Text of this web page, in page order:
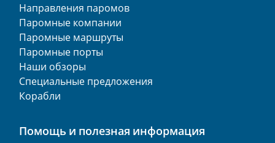
Направления паромов
Паромные компании
Паромные маршруты
Паромные порты
Наши обзоры
Специальные предложения
Корабли
Помощь и полезная информация